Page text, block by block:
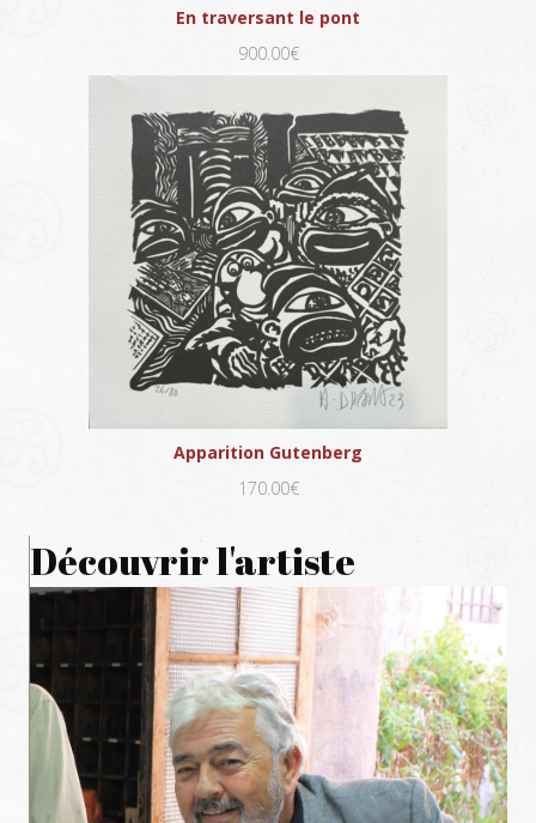
En traversant le pont
900.00€
Apparition Gutenberg
170.00€
Découvrir l'artiste